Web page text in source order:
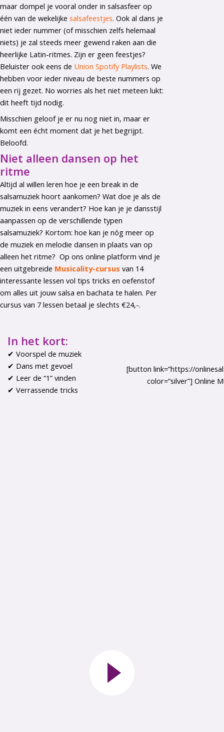
maar dompel je vooral onder in salsasfeer op
één van de wekelijke salsafeestjes. Ook al dans je
niet ieder nummer (of misschien zelfs helemaal
niets) je zal steeds meer gewend raken aan die
heerlijke Latin-ritmes. Zijn er geen feestjes?
Beluister ook eens de Union Spotify Playlists. We
hebben voor ieder niveau de beste nummers op
een rij gezet. No worries als het niet meteen lukt:
dit heeft tijd nodig.
Misschien geloof je er nu nog niet in, maar er
komt een écht moment dat je het begrijpt.
Beloofd.
Niet alleen dansen op het
ritme
Altijd al willen leren hoe je een break in de
salsamuziek hoort aankomen? Wat doe je als de
muziek in eens verandert? Hoe kan je je dansstijl
aanpassen op de verschillende typen
salsamuziek? Kortom: hoe kan je nóg meer op
de muziek en melodie dansen in plaats van op
alleen het ritme? Op ons online platform vind je
een uitgebreide Musicality-cursus van 14
interessante lessen vol tips tricks en oefenstof
om alles uit jouw salsa en bachata te halen. Per
cursus van 7 lessen betaal je slechts €24,-.
In het kort:
✔ Voorspel de muziek
✔ Dans met gevoel
✔ Leer de “1” vinden
✔ Verrassende tricks
[button link=”https://
color=”silver”] Online